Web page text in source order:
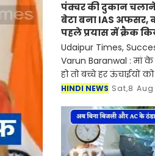
पंक्चर की दुकान चलाने
बेटा बना IAS अफसर,
पहले प्रयास में क्रैक
Udaipur Times,
Varun Baranwal : मां
हो तो बच्चे हर ऊंचाईयों
उनके पक्के हौसलों के आगे
सामने पे
HINDI NEWS Sat,8 Aug